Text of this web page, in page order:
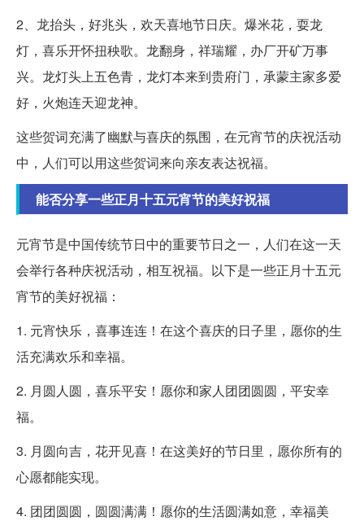
2、龙抬头，好兆头，欢天喜地节日庆。爆米花，耍龙
灯，喜乐开怀扭秧歌。龙翻身，祥瑞耀，办厂开矿万事
兴。龙灯头上五色青，龙灯本来到贵府门，承蒙主家多爱
好，火炮连天迎龙神。
这些贺词充满了幽默与喜庆的氛围，在元宵节的庆祝活动
中，人们可以用这些贺词来向亲友表达祝福。
能否分享一些正月十五元宵节的美好祝福
元宵节是中国传统节日中的重要节日之一，人们在这一天
会举行各种庆祝活动，相互祝福。以下是一些正月十五元
宵节的美好祝福：
1. 元宵快乐，喜事连连！在这个喜庆的日子里，愿你的生
活充满欢乐和幸福。
2. 月圆人圆，喜乐平安！愿你和家人团团圆圆，平安幸
福。
3. 月圆向吉，花开见喜！在这美好的节日里，愿你所有的
心愿都能实现。
4. 团团圆圆，圆圆满满！愿你的生活圆满如意，幸福美